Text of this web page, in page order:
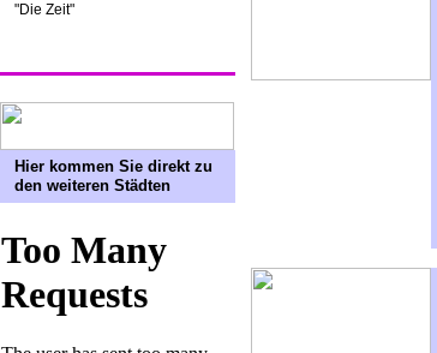
"Die Zeit"
Hier kommen Sie direkt zu
den weiteren Städten